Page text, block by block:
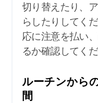
切り替えたり、
らしたりしてく
応に注意を払い
るか確認してくだ
ルーチンから
間